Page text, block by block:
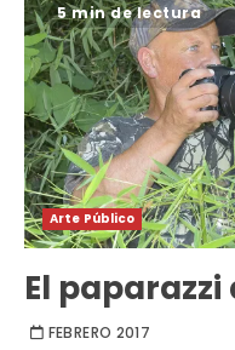
5 min de lectura
Arte Público
El paparazzi
FEBRERO 2017